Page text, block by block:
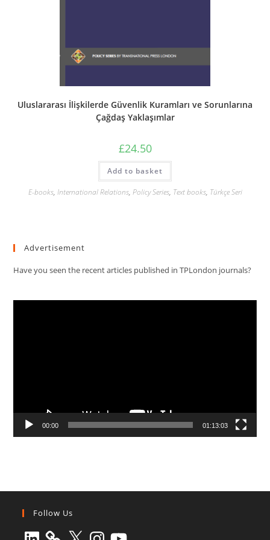
Uluslararası İlişkilerde Güvenlik Kuramları ve Sorunlarına
Çağdaş Yaklaşımlar
£24.50
Add to basket
E-books, International Relations, Policy Series, Text books, Türkçe Seri
Advertisement
Have you seen the recent articles published in TPLondon journals?
00:00 01:13:03
Follow Us
LinkedIn X Instagram
YouTube